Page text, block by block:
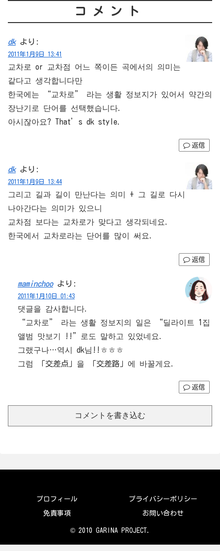
コメント
dk より:
2011年1月9日 13:41
교차로 or 교차점 어느 쪽이든 곡에서의 의미는
같다고 생각합니다만
한국에는 “교차로” 라는 생활 정보지가 있어서 약간의
장난기로 단어를 선택했습니다.
아시잖아요? That’s dk style.
返信
dk より:
2011年1月9日 13:44
그리고 길과 길이 만난다는 의미 + 그 길로 다시
나아간다는 의미가 있으니
교차점 보다는 교차로가 맞다고 생각되네요.
한국에서 교차로라는 단어를 많이 써요.
返信
maminchoo より:
2011年1月10日 01:43
댓글을 감사합니다.
“교차로” 라는 생활 정보지의 일은 “딜라이트 1집
앨범 맛보기 !!”로도 말하고 있었네요.
그랬구나…역시 dk님!!ㅎㅎㅎ
그럼 「交差点」을 「交差路」에 바꿀게요.
返信
コメントを書き込む
プロフィール プライバシーポリシー
免責事項 お問い合わせ
© 2010 GARINA PROJECT.